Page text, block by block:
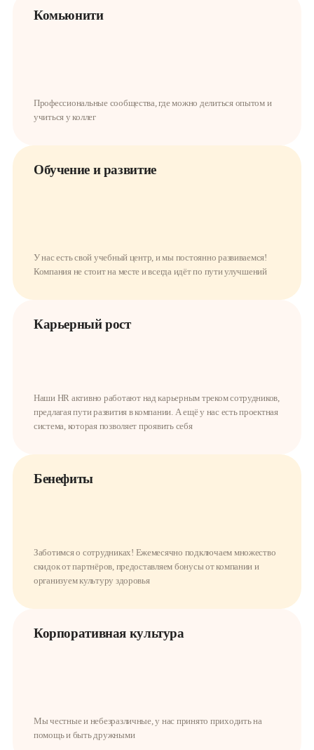
Комьюнити
Профессиональные сообщества, где можно делиться опытом и
учиться у коллег
Обучение и развитие
У нас есть свой учебный центр, и мы постоянно развиваемся!
Компания не стоит на месте и всегда идёт по пути улучшений
Карьерный рост
Наши HR активно работают над карьерным треком сотрудников,
предлагая пути развития в компании. А ещё у нас есть проектная
система, которая позволяет проявить себя
Бенефиты
Заботимся о сотрудниках! Ежемесячно подключаем множество
скидок от партнёров, предоставляем бонусы от компании и
организуем культуру здоровья
Корпоративная культура
Мы честные и небезразличные, у нас принято приходить на
помощь и быть дружными